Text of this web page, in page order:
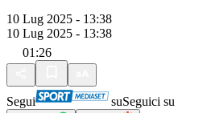
10 Lug 2025 - 13:38
10 Lug 2025 - 13:38
01:26
Segui suSeguici su